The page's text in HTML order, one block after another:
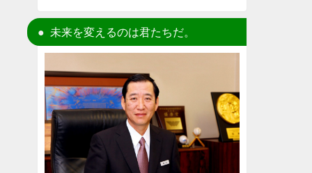
未来を変えるのは君たちだ。